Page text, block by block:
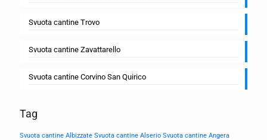
Svuota cantine Trovo
Svuota cantine Zavattarello
Svuota cantine Corvino San Quirico
Tag
Svuota cantine Albizzate Svuota cantine Alserio Svuota cantine Angera